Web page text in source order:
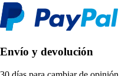
Envío y devolución